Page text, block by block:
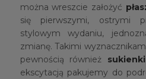
można wreszcie założyć
się pierwszymi, ostrymi
stylowym wydaniu,
zmianę. Takimi
pewnością również
ekscytacją pakujemy do